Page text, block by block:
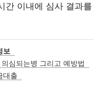
간 이내에 심사 결과를
보
심되는병 그리고 예방법
대출